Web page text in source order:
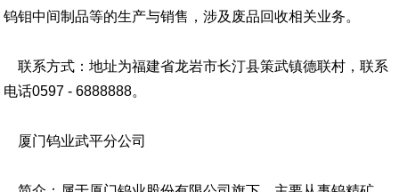
钨钼中间制品等的生产与销售，涉及废品回收相关业务。
联系方式：地址为福建省龙岩市长汀县策武镇德联村，联系
电话0597 - 6888888。
厦门钨业武平分公司